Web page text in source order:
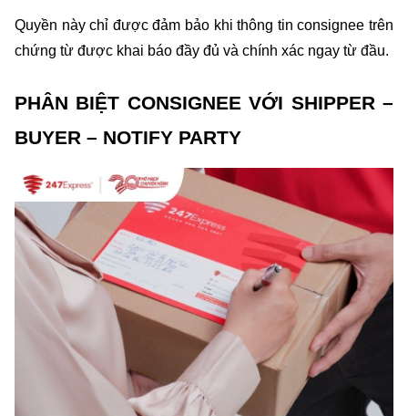
Quyền này chỉ được đảm bảo khi thông tin consignee trên
chứng từ được khai báo đầy đủ và chính xác ngay từ đầu.
PHÂN BIỆT CONSIGNEE VỚI SHIPPER –
BUYER – NOTIFY PARTY